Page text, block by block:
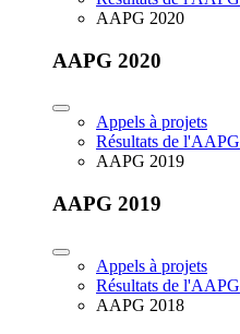
AAPG 2020
AAPG 2020
Appels à projets
Résultats de l'AAPG
AAPG 2019
AAPG 2019
Appels à projets
Résultats de l'AAPG
AAPG 2018